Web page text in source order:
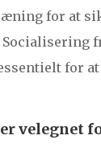
for at
for
velegnet